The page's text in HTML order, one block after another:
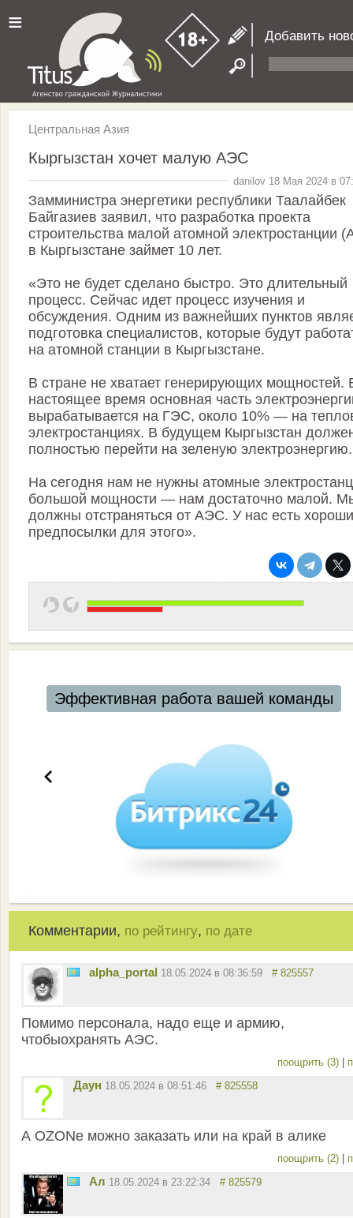
≡ Добавить
Центральная Азия
Кыргызстан хочет малую АЭС
danilov 18 Мая 2024 в
Замминистра энергетики республики Таалайбек
Байгазиев заявил, что разработка проекта
строительства малой атомной электростанции
в Кыргызстане займет 10 лет.
«Это не будет сделано быстро. Это длительный
процесс. Сейчас идет процесс изучения и
обсуждения. Одним из важнейших пунктов
подготовка специалистов, которые будут
на атомной станции в Кыргызстане.
В стране не хватает генерирующих мощностей.
настоящее время основная часть
вырабатывается на ГЭС, около 10% — на
электростанциях. В будущем Кыргызстан
полностью перейти на зеленую электроэнергию.
На сегодня нам не нужны атомные
большой мощности — нам достаточно малой.
должны отстраняться от АЭС. У нас есть
предпосылки для этого».
Эффективная работа вашей команды
Комментарии, по рейтингу, по дате
alpha_portal 18.05.2024 в 08:36:59 # 825557
Помимо персонала, надо еще и армию,
чтобыохранять АЭС.
поощрить (3)
Даун 18.05.2024 в 08:51:46 # 825558
А OZONе можно заказать или на край в алике
поощрить (2)
Ал 18.05.2024 в 23:22:34 # 825579